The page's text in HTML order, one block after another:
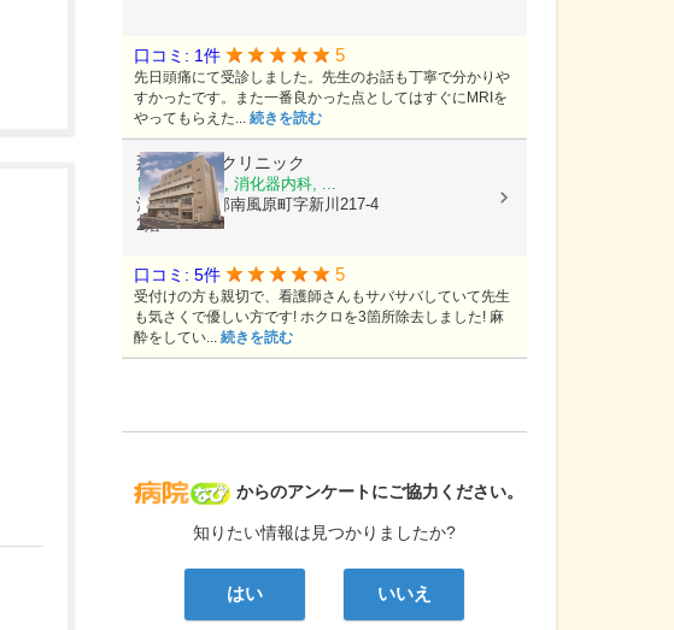
病院なび
からのアンケートにご協力ください。
知りたい情報は見つかりましたか?
はい いいえ
口コミ: 1件 5
先日頭痛にて受診しました。先生のお話も丁寧で分かりや
すかったです。また一番良かった点としてはすぐにMRIを
やってもらえた... 続きを読む
那覇内視鏡クリニック
胃腸科, 内科, 消化器内科, ...
沖縄県島尻郡南風原町字新川217-4
2階
口コミ: 5件 5
受付けの方も親切で、看護師さんもサバサバしていて先生
も気さくで優しい方です! ホクロを3箇所除去しました! 麻
酔をしてい... 続きを読む